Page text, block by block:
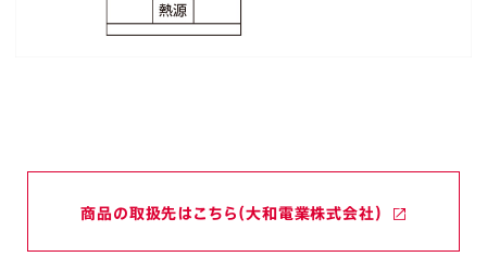
商品の取扱先はこちら（大和電業株式会社）